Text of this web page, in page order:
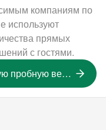
компаниям по
используют
прямых
с гостями.
Начните бесплатную 14-дневную пробную версию